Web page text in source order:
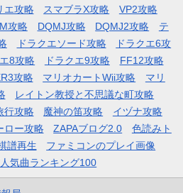
エ攻略 スマブラX攻略
VP2攻略
攻略
DQMJ攻略 DQMJ2攻略
テ
ドラクエソード攻略
ドラクエ6攻
8攻略 ドラクエ9攻略
FF12攻略
攻略 マリオカートWii攻略
マリ
レイトン教授と不思議な町攻略
行攻略 魔神の笛攻略
イヅナ攻略
ロー攻略 ZAPAブログ2.0
色読みト
譜再生
ファミコンのプレイ画像
気曲ランキング100